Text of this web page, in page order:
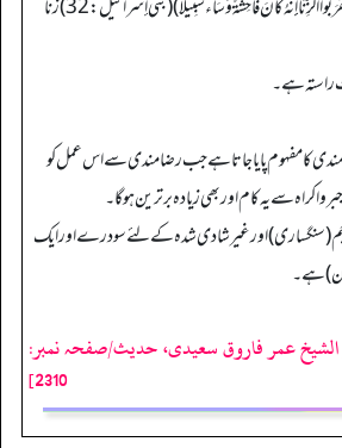
1: سورۃ الاسراء میں ہے (وَلَا تَقْرَبُوا الزِّنَا إِنَّهُ كَانَ فَاحِشَةً وَسَاءَ سَبِيلًا) (بني إسرائیل:32) زنا
راستہ ہے۔
مندی کا مفہوم پا یا جاتا ہے جب رضا مندی سے اس عمل کو
سے یہ کام اور بھی زیادہ برترین ہوگا۔
(سنگساری) اور غیر شادی شدہ کے لئے سو درے اور ایک
ہے۔
عمر فاروق سعیدی، حدیث/صفحہ نمبر:
2310]